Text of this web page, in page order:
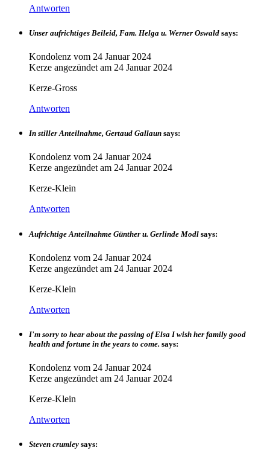
Antworten
Unser aufrichtiges Beileid, Fam. Helga u. Werner Oswald says:
Kondolenz vom 24 Januar 2024
Kerze angezündet am 24 Januar 2024
Kerze-Gross
Antworten
In stiller Anteilnahme, Gertaud Gallaun says:
Kondolenz vom 24 Januar 2024
Kerze angezündet am 24 Januar 2024
Kerze-Klein
Antworten
Aufrichtige Anteilnahme Günther u. Gerlinde Modl says:
Kondolenz vom 24 Januar 2024
Kerze angezündet am 24 Januar 2024
Kerze-Klein
Antworten
I'm sorry to hear about the passing of Elsa I wish her family good
health and fortune in the years to come. says:
Kondolenz vom 24 Januar 2024
Kerze angezündet am 24 Januar 2024
Kerze-Klein
Antworten
Steven crumley says: